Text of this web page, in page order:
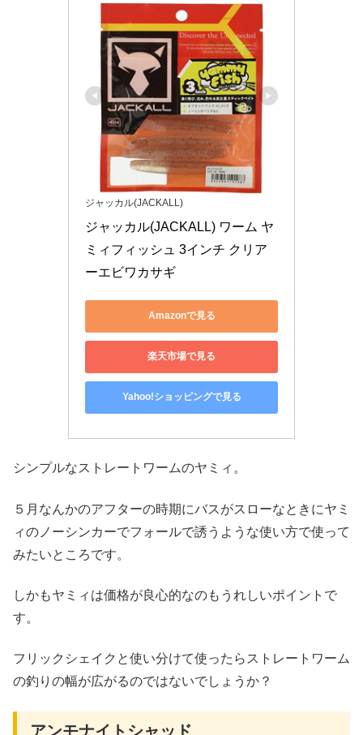
ジャッカル(JACKALL)
ジャッカル(JACKALL) ワーム ヤ
ミィフィッシュ 3インチ クリア
ーエビワカサギ
Amazonで見る
楽天市場で見る
Yahoo!ショッピングで見る
シンプルなストレートワームのヤミィ。
５月なんかのアフターの時期にバスがスローなときにヤミ
ィのノーシンカーでフォールで誘うような使い方で使って
みたいところです。
しかもヤミィは価格が良心的なのもうれしいポイントで
す。
フリックシェイクと使い分けて使ったらストレートワーム
の釣りの幅が広がるのではないでしょうか？
アンモナイトシャッド